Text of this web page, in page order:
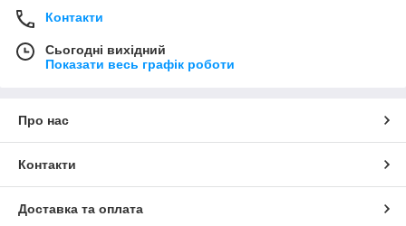
Контакти
Сьогодні вихідний
Показати весь графік роботи
Про нас
Контакти
Доставка та оплата